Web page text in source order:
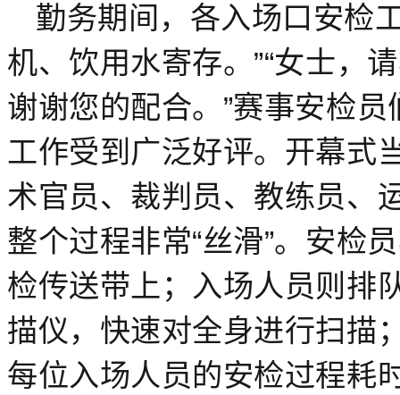
勤务期间，各入场口安检
机、饮用水寄存。”“女士，
谢谢您的配合。”赛事安检
工作受到广泛好评。开幕式
术官员、裁判员、教练员、
整个过程非常“丝滑”。安检
检传送带上；入场人员则排
描仪，快速对全身进行扫描
每位入场人员的安检过程耗